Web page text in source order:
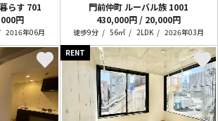
らす 701
円
2016年06月
門前仲町 ルーバル族 1001
430,000円 / 20,000円
徒歩9分 56㎡ 2LDK
2026年03月
RENT